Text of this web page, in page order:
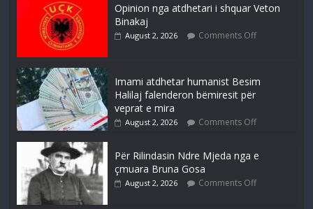
Opinion nga atdhetari i shquar Veton
Binakaj
August 2, 2026 Comments Off
Imami atdhetar humanist Besim
Halilaj falenderon bëmiresit për
veprat e mira
August 2, 2026 Comments Off
Për Rilindasin Ndre Mjeda nga e
çmuara Bruna Gosa
August 2, 2026 Comments Off